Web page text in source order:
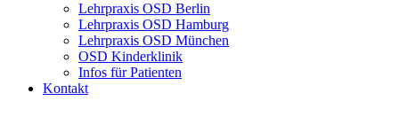
Lehrpraxis OSD Berlin
Lehrpraxis OSD Hamburg
Lehrpraxis OSD München
OSD Kinderklinik
Infos für Patienten
Kontakt